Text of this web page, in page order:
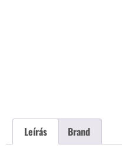
Leírás Brand